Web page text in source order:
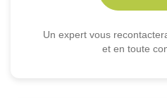
Un expert vous
et en toute